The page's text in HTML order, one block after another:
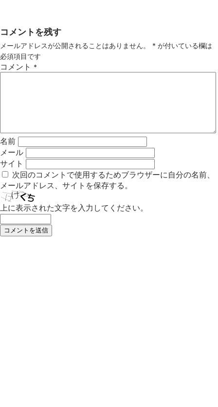
コメントを残す
メールアドレスが公開されることはありません。 * が付いている欄は
必須項目です
コメント *
名前
メール
サイト
次回のコメントで使用するためブラウザーに自分の名前、
メールアドレス、サイトを保存する。
上に表示された文字を入力してください。